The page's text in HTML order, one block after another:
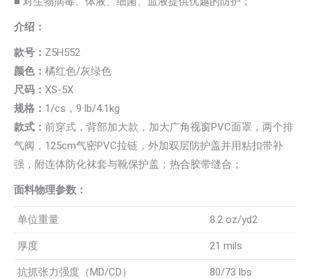
介绍：
款号： Z5H552
颜色： 橘红色/灰绿色
尺码： XS-5X
规格： 1/cs，9 lb/4.1kg
款式： 前穿式，背部加大款，加大广角视窗PVC面罩，两个排
气阀，125cm气密PVC拉链，外加双层防护盖并用粘扣带补
强，附连体防化袜套与靴保护盖；热合胶带缝合；
面料物理参数：
单位重量 8.2 oz/yd2
厚度 21 mils
抗抓张力强度（MD/CD） 80/73 lbs